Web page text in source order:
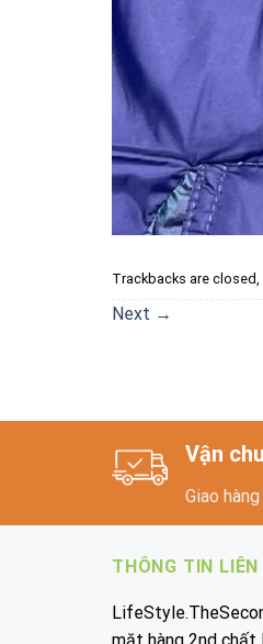
Trackbacks are closed,
Next →
Vận
Giao
THÔNG TIN LIÊN